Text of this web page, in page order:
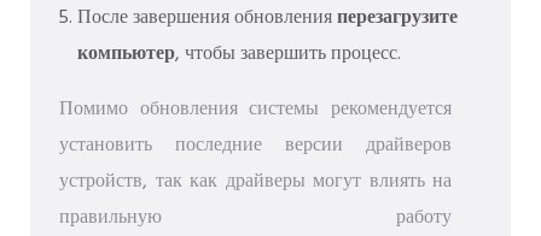
После завершения обновленияперезагрузите
компьютер, чтобы завершить процесс.
Помимо обновления системы рекомендуется
установить последние версии драйверов
устройств, так как драйверы могут влиять на
правильную работу